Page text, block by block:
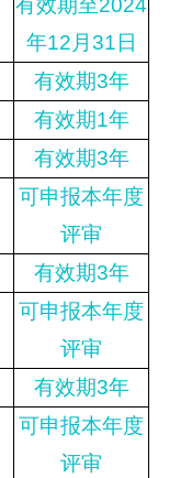
有效期至2024
年12月31日
有效期3年
有效期1年
有效期3年
可申报本年度
评审
有效期3年
可申报本年度
评审
有效期3年
可申报本年度
评审